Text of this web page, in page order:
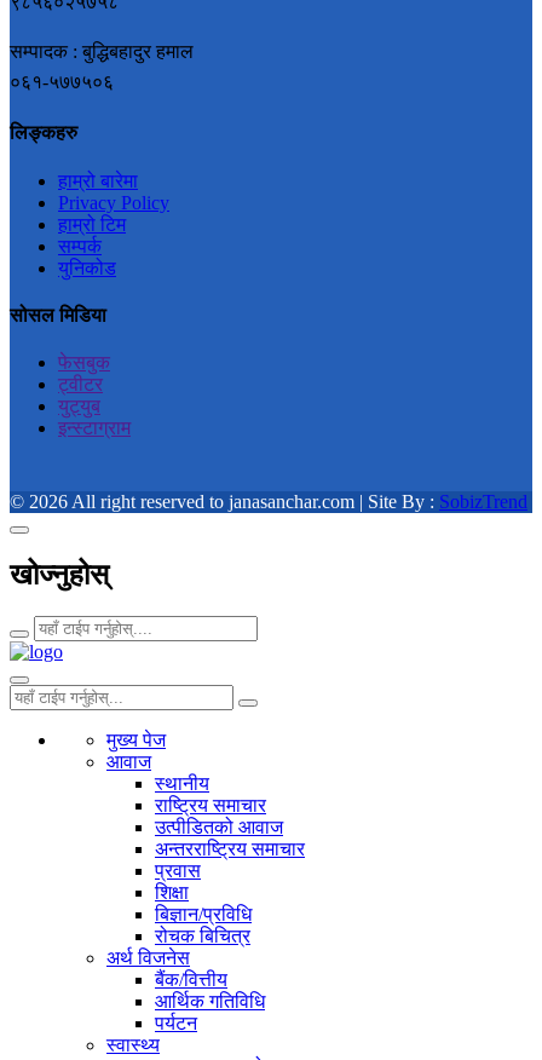
सम्पादक : बुद्धिबहादुर हमाल
०६१-५७७५०६
लिङ्कहरु
हाम्रो बारेमा
Privacy Policy
हाम्रो टिम
सम्पर्क
युनिकोड
सोसल मिडिया
फेसबुक
ट्वीटर
युट्युब
इन्स्टाग्राम
© 2026 All right reserved to janasanchar.com | Site By : SobizTrend
खोज्नुहोस्
मुख्य पेज
आवाज
स्थानीय
राष्ट्रिय समाचार
उत्पीडितको आवाज
अन्तरराष्ट्रिय समाचार
प्रवास
शिक्षा
बिज्ञान/प्रविधि
रोचक बिचित्र
अर्थ विजनेस
बैंक/वित्तीय
आर्थिक गतिविधि
पर्यटन
स्वास्थ्य